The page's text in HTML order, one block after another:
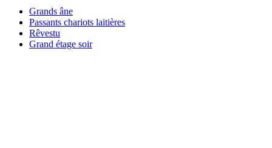
Grands âne
Passants chariots laitières
Rêvestu
Grand étage soir